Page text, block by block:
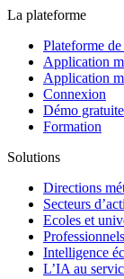
La plateforme
Plateforme
Application
Application
Connexion
Démo gratuite
Formation
Solutions
Directions
Secteurs
Ecoles et
Intelligence
L’IA au